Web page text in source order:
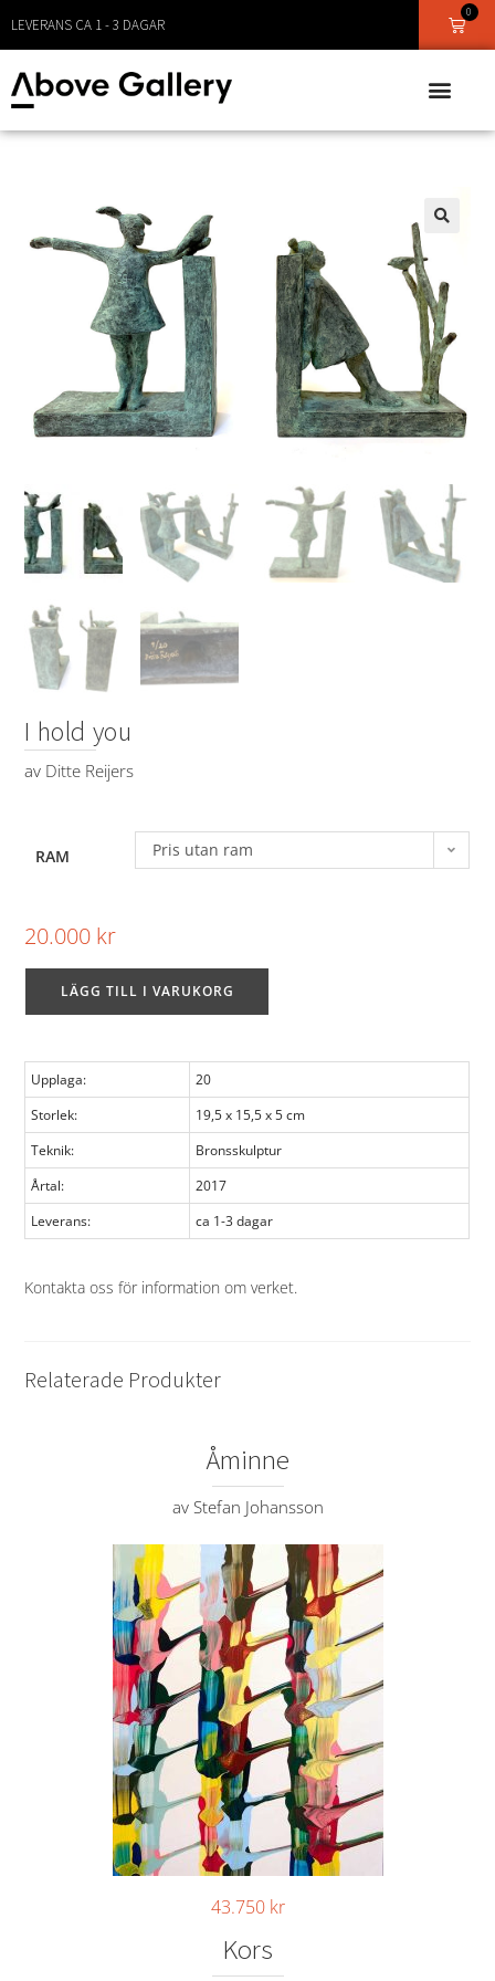
FOTOGRAFI - GRAFIK - UNIKA VERK
LEVERANS CA 1 - 3 DAGAR
0
I hold you
av Ditte Reijers
RAM Pris utan ram
20.000 kr
LÄGG TILL I VARUKORG
Upplaga:
20
Storlek:
19,5 x 15,5 x 5 cm
Teknik:
Bronsskulptur
Årtal:
2017
Leverans:
ca 1-3 dagar
Kontakta oss för information om verket.
Relaterade Produkter
Åminne
av Stefan Johansson
43.750 kr
Kors